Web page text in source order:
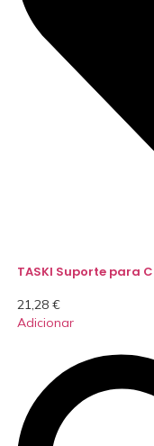
TASKI Suporte para
21,28 €
Adicionar